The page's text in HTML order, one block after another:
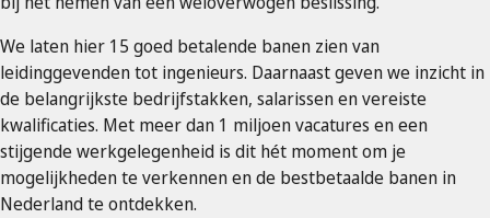
We laten hier 15 goed betalende banen zien van
leidinggevenden tot ingenieurs. Daarnaast geven we inzicht in
de belangrijkste bedrijfstakken, salarissen en vereiste
kwalificaties. Met meer dan 1 miljoen vacatures en een
stijgende werkgelegenheid is dit hét moment om je
mogelijkheden te verkennen en de bestbetaalde banen in
Nederland te ontdekken.